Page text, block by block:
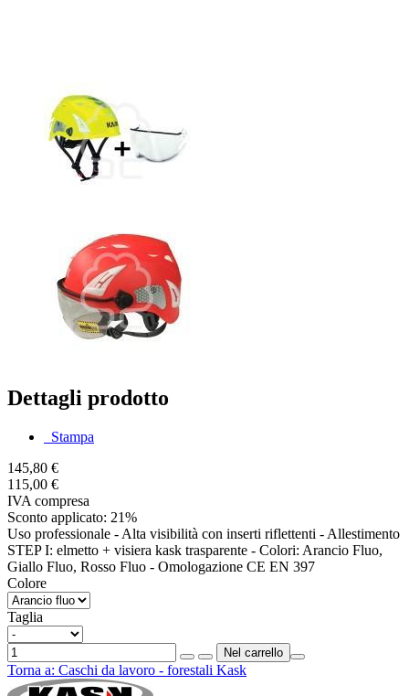
Dettagli prodotto
Stampa
145,80 €
115,00 €
IVA compresa
Sconto applicato: 21%
Uso professionale - Alta visibilità con inserti riflettenti - Allestimento
STEP I: elmetto + visiera kask trasparente - Colori: Arancio Fluo,
Giallo Fluo, Rosso Fluo - Omologazione CE EN 397
Colore
Taglia
Torna a: Caschi da lavoro - forestali Kask